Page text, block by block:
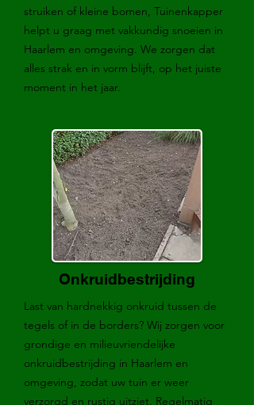
struiken of kleine bomen, Tuinenkapper
helpt u graag met vakkundig snoeien in
Haarlem en omgeving. We zorgen dat
alles strak en in vorm blijft, op het juiste
moment in het jaar.
Onkruidbestrijding
Last van hardnekkig onkruid tussen de
tegels of in de borders? Wij zorgen voor
grondige en milieuvriendelijke
onkruidbestrijding in Haarlem en
omgeving, zodat uw tuin er weer
verzorgd en rustig uitziet. Regelmatig